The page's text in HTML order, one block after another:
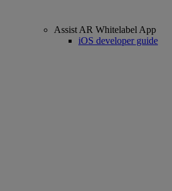
Assist AR Whitelabel App
iOS developer guide